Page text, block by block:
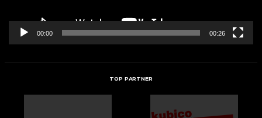
00:00 00:26
TOP PARTNER